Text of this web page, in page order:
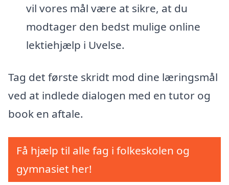
vil vores mål være at sikre, at du
modtager den bedst mulige online
lektiehjælp i Uvelse.
Tag det første skridt mod dine læringsmål
ved at indlede dialogen med en tutor og
book en aftale.
Få hjælp til alle fag i folkeskolen og
gymnasiet her!